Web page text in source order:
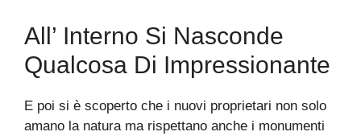
All’ Interno Si Nasconde
Qualcosa Di Impressionante
E poi si è scoperto che i nuovi proprietari non solo
amano la natura ma rispettano anche i monumenti